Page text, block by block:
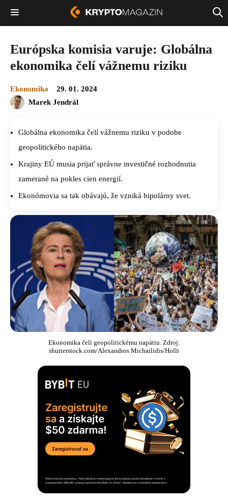
Európska komisia varuje: Globálna
ekonomika čelí vážnemu riziku
Ekonomika
29. 01. 2024
Marek Jendrál
Globálna ekonomika čelí vážnemu riziku v podobe
geopolitického napätia.
Krajiny EÚ musia prijať správne investičné rozhodnutia
zamerané na pokles cien energií.
Ekonómovia sa tak obávajú, že vzniká bipolárny svet.
Ekonomika čelí geopolitickému napätiu. Zdroj:
shutterstock.com/Alexandros Michailidis/Holli